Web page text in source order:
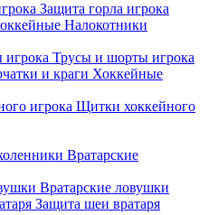
Защита горла игрока
Налокотники
Трусы и шорты игрока
Хоккейные
Щитки хоккейного
Вратарские
Вратарские ловушки
Защита шеи вратаря